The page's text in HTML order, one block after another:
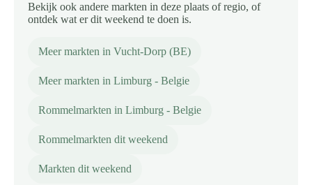
Bekijk ook andere markten in deze plaats of regio, of
ontdek wat er dit weekend te doen is.
Meer markten in Vucht-Dorp (BE)
Meer markten in Limburg - Belgie
Rommelmarkten in Limburg - Belgie
Rommelmarkten dit weekend
Markten dit weekend